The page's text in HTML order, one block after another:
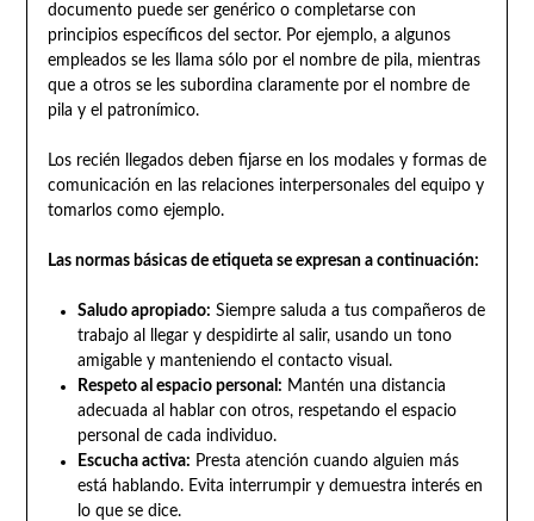
documento puede ser genérico o completarse con
principios específicos del sector. Por ejemplo, a algunos
empleados se les llama sólo por el nombre de pila, mientras
que a otros se les subordina claramente por el nombre de
pila y el patronímico.
Los recién llegados deben fijarse en los modales y formas de
comunicación en las relaciones interpersonales del equipo y
tomarlos como ejemplo.
Las normas básicas de etiqueta se expresan a continuación:
Saludo apropiado: Siempre saluda a tus compañeros de
trabajo al llegar y despidirte al salir, usando un tono
amigable y manteniendo el contacto visual.
Respeto al espacio personal: Mantén una distancia
adecuada al hablar con otros, respetando el espacio
personal de cada individuo.
Escucha activa: Presta atención cuando alguien más
está hablando. Evita interrumpir y demuestra interés en
lo que se dice.